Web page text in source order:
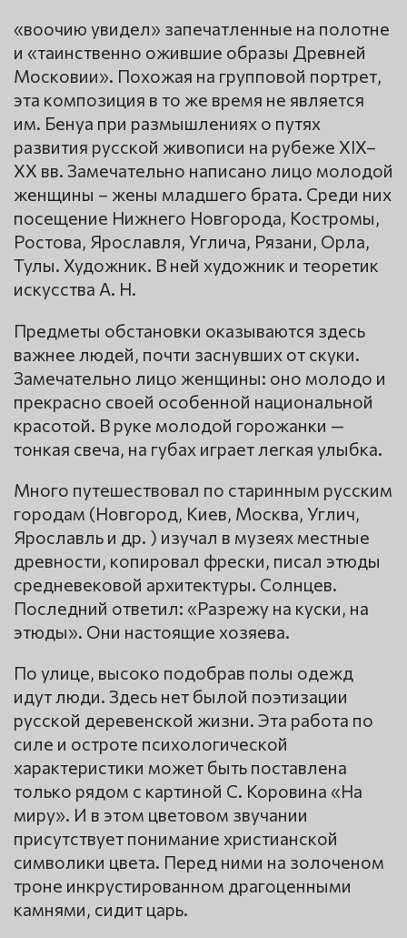
«воочию увидел» запечатленные на полотне
и «таинственно ожившие образы Древней
Московии». Похожая на групповой портрет,
эта композиция в то же время не является
им. Бенуа при размышлениях о путях
развития русской живописи на рубеже XIX–
XX вв. Замечательно написано лицо молодой
женщины – жены младшего брата. Среди них
посещение Нижнего Новгорода, Костромы,
Ростова, Ярославля, Углича, Рязани, Орла,
Тулы. Художник. В ней художник и теоретик
искусства А. Н.
Предметы обстановки оказываются здесь
важнее людей, почти заснувших от скуки.
Замечательно лицо женщины: оно молодо и
прекрасно своей особенной национальной
красотой. В руке молодой горожанки —
тонкая свеча, на губах играет легкая улыбка.
Много путешествовал по старинным русским
городам (Новгород, Киев, Москва, Углич,
Ярославль и др. ) изучал в музеях местные
древности, копировал фрески, писал этюды
средневековой архитектуры. Солнцев.
Последний ответил: «Разрежу на куски, на
этюды». Они настоящие хозяева.
По улице, высоко подобрав полы одежд
идут люди. Здесь нет былой поэтизации
русской деревенской жизни. Эта работа по
силе и остроте психологической
характеристики может быть поставлена
только рядом с картиной С. Коровина «На
миру». И в этом цветовом звучании
присутствует понимание христианской
символики цвета. Перед ними на золоченом
троне инкрустированном драгоценными
камнями, сидит царь.